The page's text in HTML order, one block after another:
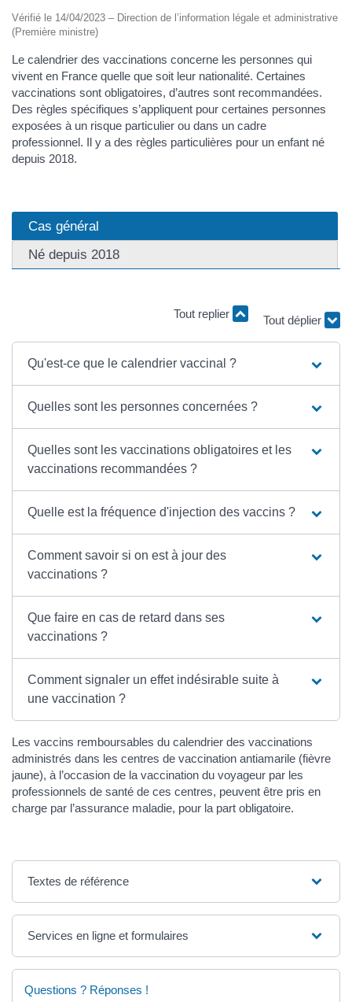
Vérifié le 14/04/2023 – Direction de l’information légale et administrative
(Première ministre)
Le calendrier des vaccinations concerne les personnes qui
vivent en France quelle que soit leur nationalité. Certaines
vaccinations sont obligatoires, d’autres sont recommandées.
Des règles spécifiques s’appliquent pour certaines personnes
exposées à un risque particulier ou dans un cadre
professionnel. Il y a des règles particulières pour un enfant né
depuis 2018.
Cas général
Né depuis 2018
Tout replier
Tout déplier
Qu'est-ce que le calendrier vaccinal ?
Quelles sont les personnes concernées ?
Quelles sont les vaccinations obligatoires et les
vaccinations recommandées ?
Quelle est la fréquence d'injection des vaccins ?
Comment savoir si on est à jour des
vaccinations ?
Que faire en cas de retard dans ses
vaccinations ?
Comment signaler un effet indésirable suite à
une vaccination ?
Les vaccins remboursables du calendrier des vaccinations
administrés dans les centres de vaccination antiamarile (fièvre
jaune), à l’occasion de la vaccination du voyageur par les
professionnels de santé de ces centres, peuvent être pris en
charge par l’assurance maladie, pour la part obligatoire.
Textes de référence
Services en ligne et formulaires
Questions ? Réponses !